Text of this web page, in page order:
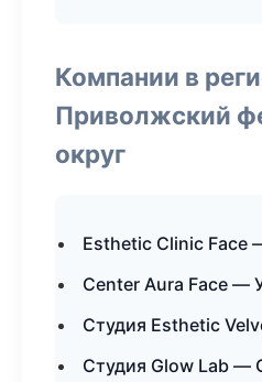
Компании в
Приволжский
округ
Esthetic Clinic Face
Center Aura Face —
Студия Esthetic
Студия Glow Lab —